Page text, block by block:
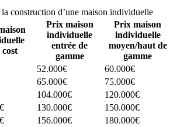
construction d’une maison individuelle
Prix maison
individuelle
entrée de
gamme
Prix maison
individuelle
moyen/haut de
gamme
52.000€
60.000€
65.000€
75.000€
104.000€
120.000€
130.000€
150.000€
156.000€
180.000€